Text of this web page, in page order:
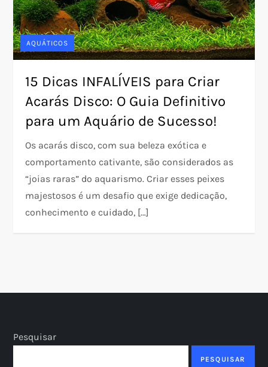
AQUÁTICOS
15 Dicas INFALÍVEIS para Criar
Acarás Disco: O Guia Definitivo
para um Aquário de Sucesso!
Os acarás disco, com sua beleza exótica e
comportamento cativante, são considerados as
“joias raras” do aquarismo. Criar esses peixes
majestosos é um desafio que exige dedicação,
conhecimento e cuidado, […]
Pesquisar
PESQUISAR